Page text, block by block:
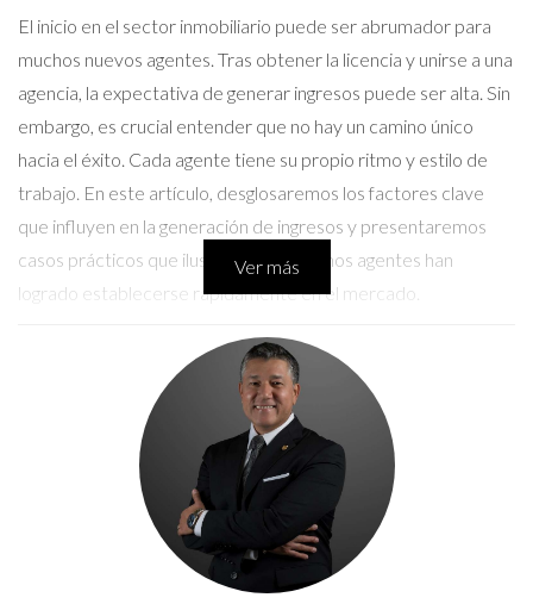
El inicio en el sector inmobiliario puede ser abrumador para
muchos nuevos agentes. Tras obtener la licencia y unirse a una
agencia, la expectativa de generar ingresos puede ser alta. Sin
embargo, es crucial entender que no hay un camino único
hacia el éxito. Cada agente tiene su propio ritmo y estilo de
trabajo. En este artículo, desglosaremos los factores clave
que influyen en la generación de ingresos y presentaremos
casos prácticos que ilustran cómo algunos agentes han
logrado establecerse rápidamente en el mercado.
Factores que influyen en los ingresos
Comprender los elementos que afectan tus ingresos es
fundamental para diseñar un plan efectivo. Aquí te
compartimos algunos de los factores más relevantes:
Dedicación y esfuerzo
La dedicación es uno de los pilares fundamentales para
cualquier nuevo agente inmobiliario. Los primeros meses son
Ver más